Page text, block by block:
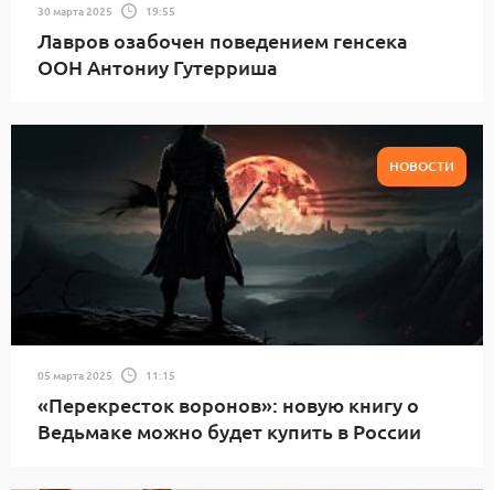
30 марта 2025 19:55
Лавров озабочен поведением генсека
ООН Антониу Гутерриша
НОВОСТИ
05 марта 2025 11:15
«Перекресток воронов»: новую книгу о
Ведьмаке можно будет купить в России